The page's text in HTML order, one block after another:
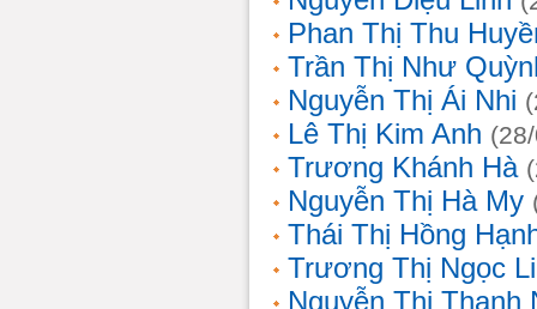
Phan Thị Thu
Trần Thị Như
Nguyễn Thị Ái Nhi
Lê Thị Kim Anh
Trương Khánh Hà
Nguyễn Thị Hà My
Thái Thị Hồng
Trương Thị Ngọc
Nguyễn Thị Thanh